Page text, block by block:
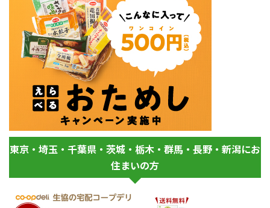
東京・埼玉・千葉県・茨城・栃木・群馬・長野・新潟にお
住まいの方